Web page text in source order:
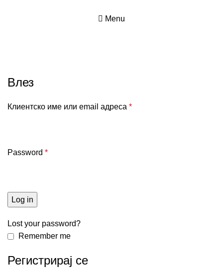
Menu
Влез
Клиентско име или email адреса *
Password *
Log in
Lost your password?
Remember me
Регистрирај се